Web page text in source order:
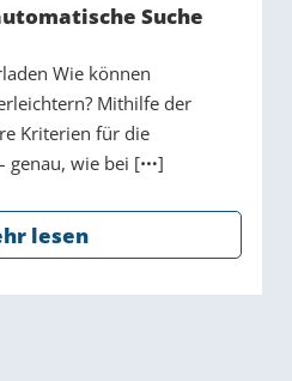
Suche
Wie können
Mithilfe der
Kriterien für die
genau, wie bei [
]
lesen